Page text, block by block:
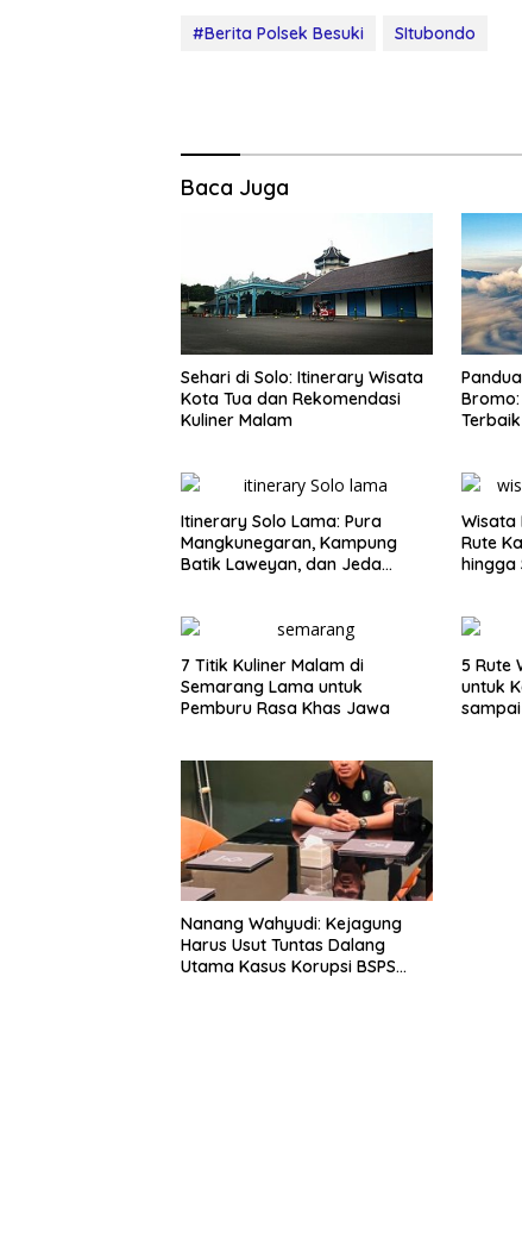
#Berita Polsek Besuki SItubondo
Baca Juga
Sehari di Solo: Itinerary Wisata
Kota Tua dan Rekomendasi
Kuliner Malam
Terbaik
Itinerary Solo Lama: Pura
Mangkunegaran, Kampung
Batik Laweyan, dan Jeda
Wisata
Rute
hingga
7 Titik Kuliner Malam di
Semarang Lama untuk
Pemburu Rasa Khas Jawa
5 Rute
untuk
Nanang Wahyudi: Kejagung
Harus Usut Tuntas Dalang
Utama Kasus Korupsi BSPS